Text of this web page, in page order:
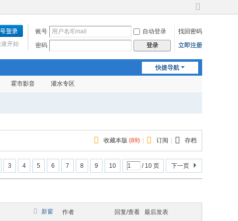
切
到
宽
账号 自动登录
找回密码
密码
登录 立即注册
开始
快捷导航
霍市影音 灌水专区
收藏本版 (89) 订阅 存档
3 4 5 6 7 8 9 10 / 10 页 下一页
新窗 作者 回复/查看 最后发表